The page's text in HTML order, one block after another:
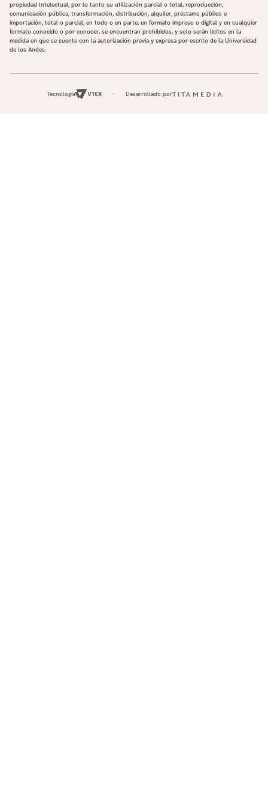
propiedad Intelectual, por lo tanto su utilización parcial o total, reproducción,
comunicación pública, transformación, distribución, alquiler, préstamo público e
importación, total o parcial, en todo o en parte, en formato impreso o digital y en cualquier
formato conocido o por conocer, se encuentran prohibidos, y solo serán lícitos en la
medida en que se cuente con la autorización previa y expresa por escrito de la Universidad
de los Andes.
Tecnología Desarrollado por